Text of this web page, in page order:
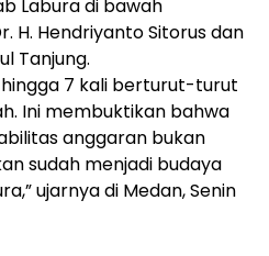
Labura di bawah
H. Hendriyanto Sitorus dan
Tanjung.
7 kali berturut-turut
Ini membuktikan bahwa
anggaran bukan
sudah menjadi budaya
ujarnya di Medan, Senin